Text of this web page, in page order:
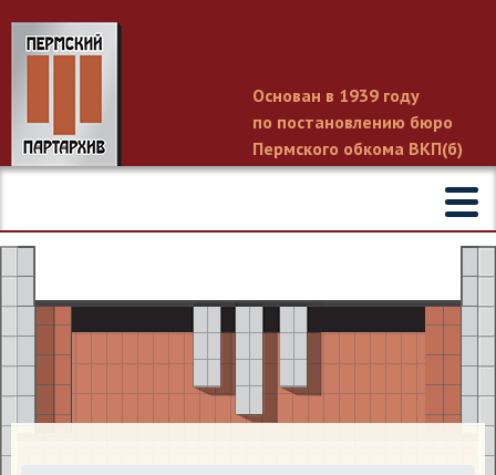
Основан в 1939 году
по постановлению бюро
Пермского обкома ВКП(б)